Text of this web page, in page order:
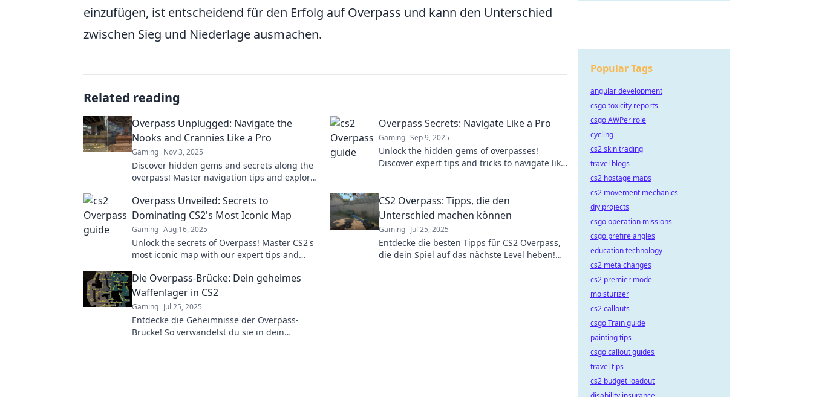
einzufügen, ist entscheidend für den Erfolg auf Overpass und kann den Unterschied
zwischen Sieg und Niederlage ausmachen.
Related reading
Overpass Unplugged: Navigate the
Nooks and Crannies Like a Pro
Gaming Nov 3, 2025
Discover hidden gems and secrets along the
overpass! Master navigation tips and explore
Overpass Secrets: Navigate Like a Pro
Gaming Sep 9, 2025
Unlock the hidden gems of overpasses!
Discover expert tips and tricks to navigate like
Overpass Unveiled: Secrets to
Dominating CS2's Most Iconic Map
Gaming Aug 16, 2025
Unlock the secrets of Overpass! Master CS2's
most iconic map with our expert tips and
CS2 Overpass: Tipps, die den
Unterschied machen können
Gaming Jul 25, 2025
Entdecke die besten Tipps für CS2 Overpass,
die dein Spiel auf das nächste Level heben!
Die Overpass-Brücke: Dein geheimes
Waffenlager in CS2
Gaming Jul 25, 2025
Entdecke die Geheimnisse der Overpass-
Brücke! So verwandelst du sie in dein
Popular Tags
angular development
csgo toxicity reports
csgo AWPer role
cycling
cs2 skin trading
travel blogs
cs2 hostage maps
cs2 movement mechanics
diy projects
csgo operation missions
csgo prefire angles
education technology
cs2 meta changes
cs2 premier mode
moisturizer
cs2 callouts
csgo Train guide
painting tips
csgo callout guides
travel tips
cs2 budget loadout